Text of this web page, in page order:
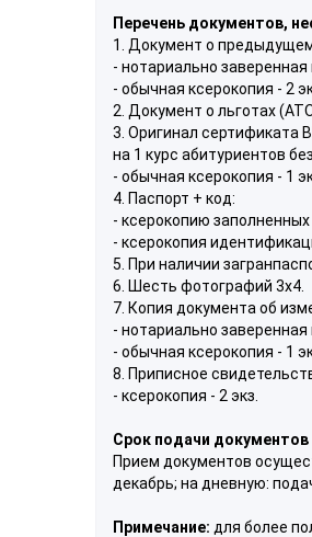
Перечень документов,
1. Документ о
- нотариально
- обычная ксерокопия - 2
2. Документ о льготах
3. Оригинал сертификата
на 1 курс абитуриентов
- обычная ксерокопия - 1
4. Паспорт + код:
- ксерокопию
- ксерокопия
5. При наличии
6. Шесть фотографий 3х4.
7. Копия документа об
- нотариально заверенная
- обычная ксерокопия - 1
8. Приписное
- ксерокопия - 2 экз.
Срок подачи документов
Прием документов
декабрь; на дневную:
Примечание: для более